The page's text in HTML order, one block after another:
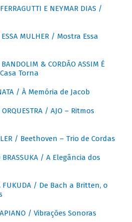
E NEYMAR DIAS /
ESSA MULHER / Mostra Essa
& CORDÃO ASSIM É
Torna
/ À Memória de Jacob
ORQUESTRA / AJO – Ritmos
/ Beethoven – Trio de Cordas
BRASSUKA / A Elegância dos
FUKUDA / De Bach a Britten, o
/ Vibrações Sonoras